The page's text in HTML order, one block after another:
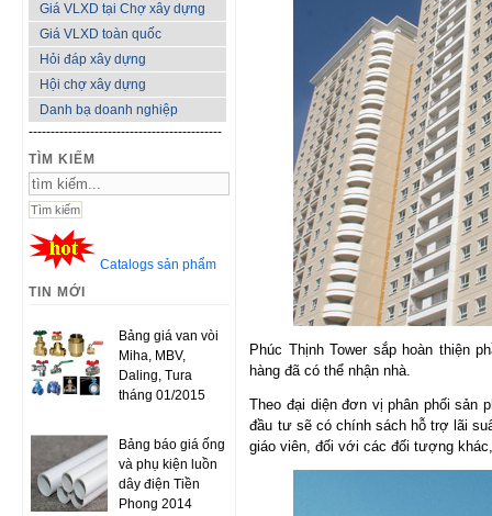
Giá VLXD tại Chợ xây dựng
Giá VLXD toàn quốc
Hỏi đáp xây dựng
Hội chợ xây dựng
Danh bạ doanh nghiệp
--------------------------------------------
TÌM KIẾM
Catalogs sản phẩm
TIN MỚI
Bảng giá van vòi
Miha, MBV,
Daling, Tura
tháng 01/2015
Bảng báo giá ống
và phụ kiện luồn
dây điện Tiền
Phong 2014
Phúc Thịnh Tower sắp hoàn thiện
hàng đã có thể nhận nhà.
Theo đại diện đơn vị phân phối sản
đầu tư sẽ có chính sách hỗ trợ lãi
giáo viên, đối với các đối tượng